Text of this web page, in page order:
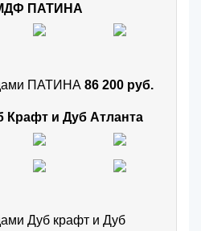
ПАТИНА
ПАТИНА 86 200 руб.
и Дуб Атланта
Дуб крафт и Дуб